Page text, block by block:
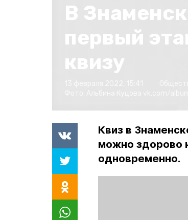
В
первый
квизу
Квиз в
можно здорово
одновременно.